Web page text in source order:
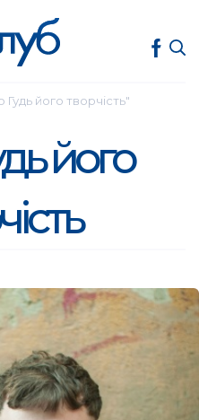
його творчість"
його